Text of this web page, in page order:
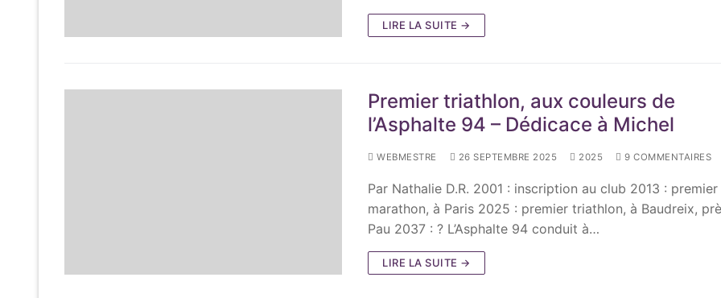
LIRE LA SUITE →
Premier triathlon, aux couleurs de
l’Asphalte 94 – Dédicace à Michel
WEBMESTRE 26 SEPTEMBRE 2025 2025 9 COMMENTAIRES
Par Nathalie D.R. 2001 : inscription au club 2013 : premier
marathon, à Paris 2025 : premier triathlon, à Baudreix,
Pau 2037 : ? L’Asphalte 94 conduit à…
LIRE LA SUITE →